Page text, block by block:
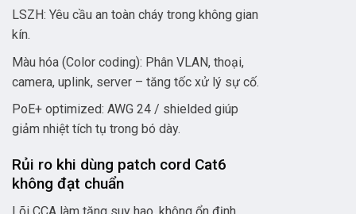
LSZH: Yêu cầu an toàn cháy trong không gian
kín.
Màu hóa (Color coding): Phân VLAN, thoại,
camera, uplink, server – tăng tốc xử lý sự cố.
PoE+ optimized: AWG 24 / shielded giúp
giảm nhiệt tích tụ trong bó dày.
Rủi ro khi dùng patch cord Cat6
không đạt chuẩn
Lõi CCA làm tăng suy hao, không ổn định